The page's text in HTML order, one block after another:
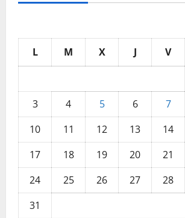
L M X J V
3
4 5 6 7
10
11 12 13 14
17
18 19 20 21
24
25 26 27 28
31